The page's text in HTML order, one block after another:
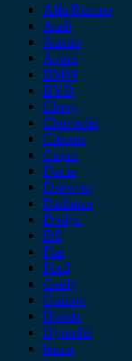
Alfa Romeo
Audi
Austin
Acura
BMW
BYD
Chery
Chevrolet
Citroen
Cupra
Dacia
Daewoo
Daihatsu
Dodge
DS
Fiat
Ford
Geely
Gonow
Honda
Hyundai
Isuzu